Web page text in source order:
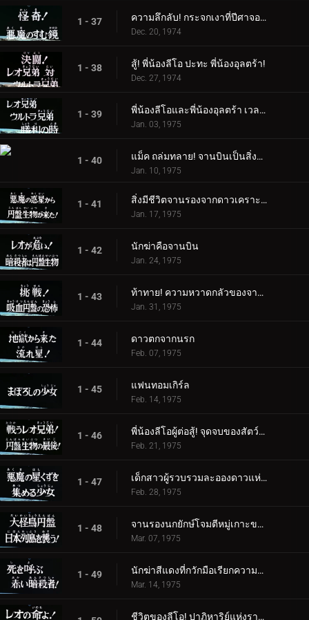
1 - 37 ความลึกลับ! กระจกเงาที่ปีศาจอาศัยอยู่
Dec. 20, 1974
1 - 38 สู้! พี่น้องลีโอ ปะทะ พี่น้องอุลตร้า!
Dec. 27, 1974
1 - 39 พี่น้องลีโอและพี่น้องอุลตร้า เวลาแห่งชัยชนะ
Jan. 03, 1975
1 - 40 แม็ค ถล่มทลาย! จานบินเป็นสิ่งมีชีวิต
Jan. 10, 1975
1 - 41 สิ่งมีชีวิตจานรองจากดาวเคราะห์ชั่วร้ายอยู่ที่นี่แล้ว!
Jan. 17, 1975
1 - 42 นักฆ่าคือจานบิน
Jan. 24, 1975
1 - 43 ท้าทาย! ความหวาดกลัวของจานดูดเลือด
Jan. 31, 1975
1 - 44 ดาวตกจากนรก
Feb. 07, 1975
1 - 45 แฟนทอมเกิร์ล
Feb. 14, 1975
1 - 46 พี่น้องลีโอผู้ต่อสู้! จุดจบของสัตว์ร้ายจานบิน
Feb. 21, 1975
1 - 47 เด็กสาวผู้รวบรวมละอองดาวแห่งปีศาจ
Feb. 28, 1975
1 - 48 จานรองนกยักษ์โจมตีหมู่เกาะของญี่ปุ่น
Mar. 07, 1975
1 - 49 นักฆ่าสีแดงที่กวักมือเรียกความตาย!
Mar. 14, 1975
ชีวิตของลีโอ! ปาฏิหาริย์แห่งราชา!